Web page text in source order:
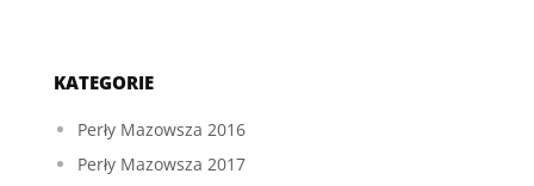
KATEGORIE
Perły Mazowsza 2016
Perły Mazowsza 2017